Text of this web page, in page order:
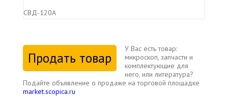
СВД-120А
Продать товар
У Вас есть товар:
микроскоп, запчасти и
комплектующие для
него, или литература?
Подайте объявление о продаже на торговой площадке
market.scopica.ru